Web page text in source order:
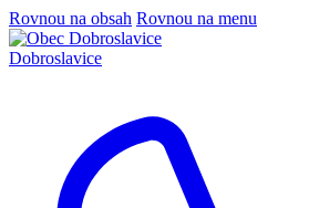
Rovnou na obsah Rovnou na menu
Dobroslavice